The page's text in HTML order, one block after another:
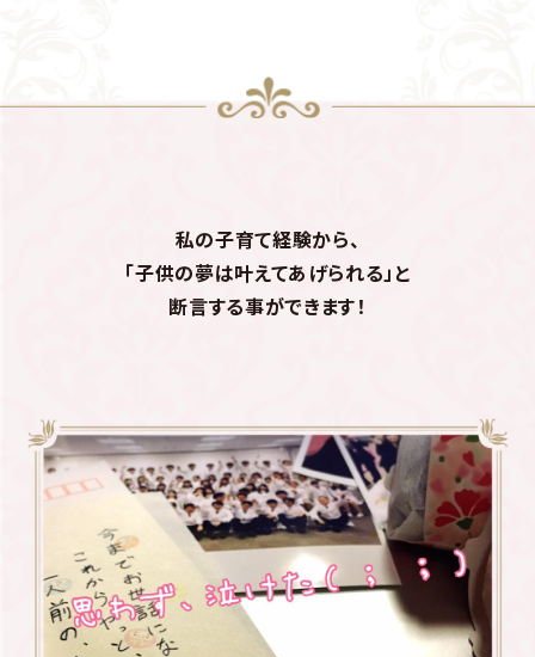
私の子育て経験から、
「子供の夢は叶えてあげられる」と
断言する事ができます！